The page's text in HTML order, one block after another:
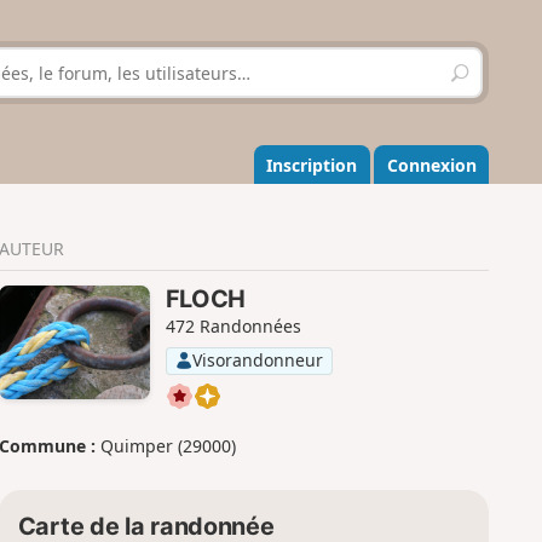
R
e
h
e
r
r
Inscription Connexion
AUTEUR
FLOCH
472 Randonnées
Visorandonneur
Commune : Quimper (29000)
Carte de la randonnée